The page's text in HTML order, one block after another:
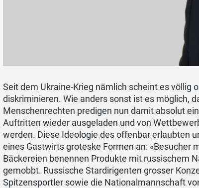
Seit dem Ukraine-Krieg nämlich scheint es völlig
diskriminieren. Wie anders sonst ist es möglich,
Menschenrechten predigen nun damit absolut
Auftritten wieder ausgeladen und von
werden. Diese Ideologie des offenbar erlaubten
eines Gastwirts groteske Formen an: «Besucher
Bäckereien benennen Produkte mit russischem
gemobbt. Russische Stardirigenten grosser
Spitzensportler sowie die Nationalmannschaft